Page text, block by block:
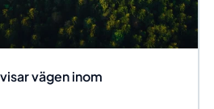
vägen inom